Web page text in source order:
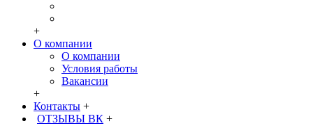
+
О компании
О компании
Условия работы
Вакансии
+
Контакты +
ОТЗЫВЫ ВК +